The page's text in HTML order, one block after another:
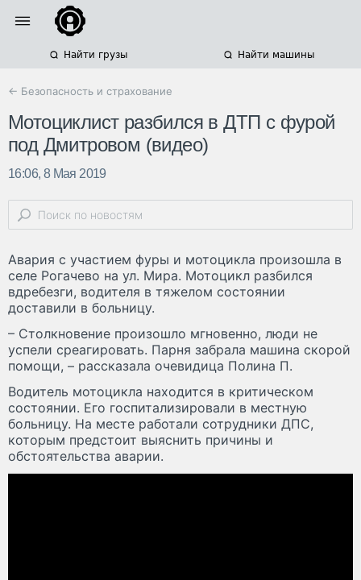
Найти грузы Найти машины
← Безопасность и страхование
Мотоциклист разбился в ДТП с фурой
под Дмитровом (видео)
16:06, 8 Мая 2019
Авария с участием фуры и мотоцикла произошла в
селе Рогачево на ул. Мира. Мотоцикл разбился
вдребезги, водителя в тяжелом состоянии
доставили в больницу.
– Столкновение произошло мгновенно, люди не
успели среагировать. Парня забрала машина скорой
помощи, – рассказала очевидица Полина П.
Водитель мотоцикла находится в критическом
состоянии. Его госпитализировали в местную
больницу. На месте работали сотрудники ДПС,
которым предстоит выяснить причины и
обстоятельства аварии.